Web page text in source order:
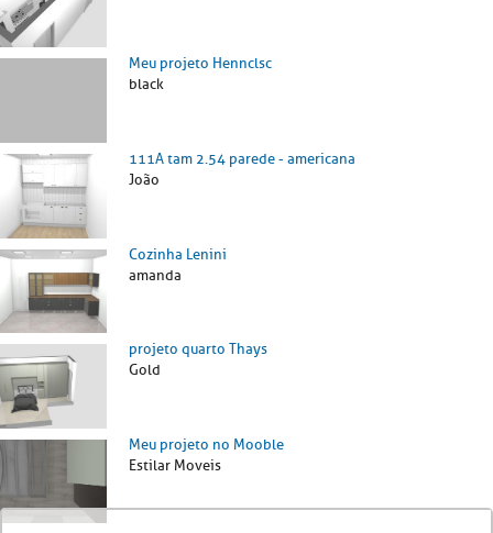
Meu projeto Hennclsc
black
111A tam 2.54 parede - americana
João
Cozinha Lenini
amanda
projeto quarto Thays
Gold
Meu projeto no Mooble
Estilar Moveis